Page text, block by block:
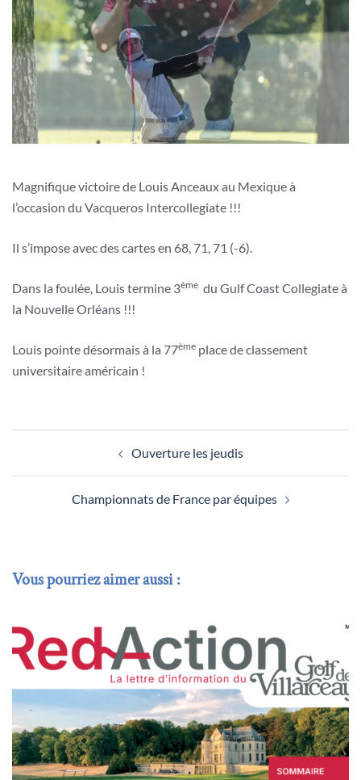
Magnifique victoire de Louis Anceaux au Mexique à
l’occasion du Vacqueros Intercollegiate !!!
Il s’impose avec des cartes en 68, 71, 71 (-6).
Dans la foulée, Louis termine 3ème du Gulf Coast Collegiate à
la Nouvelle Orléans !!!
Louis pointe désormais à la 77ème place de classement
universitaire américain !
Ouverture les jeudis
Championnats de France par équipes
Vous pourriez aimer aussi :